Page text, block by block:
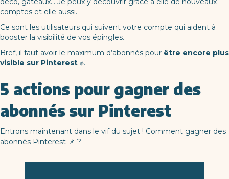
comptes et elle aussi.
Ce sont les utilisateurs qui suivent votre compte qui aident à
booster la visibilité de vos épingles.
Bref, il faut avoir le maximum d’abonnés pour être encore plus
visible sur Pinterest ✊.
5 actions pour gagner des
abonnés sur Pinterest
Entrons maintenant dans le vif du sujet ! Comment gagner des
abonnés Pinterest 📌 ?